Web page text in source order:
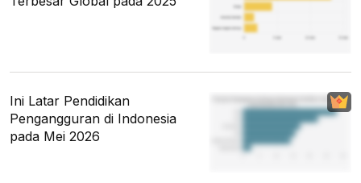
Ini Latar Pendidikan
Pengangguran di Indonesia
pada Mei 2026